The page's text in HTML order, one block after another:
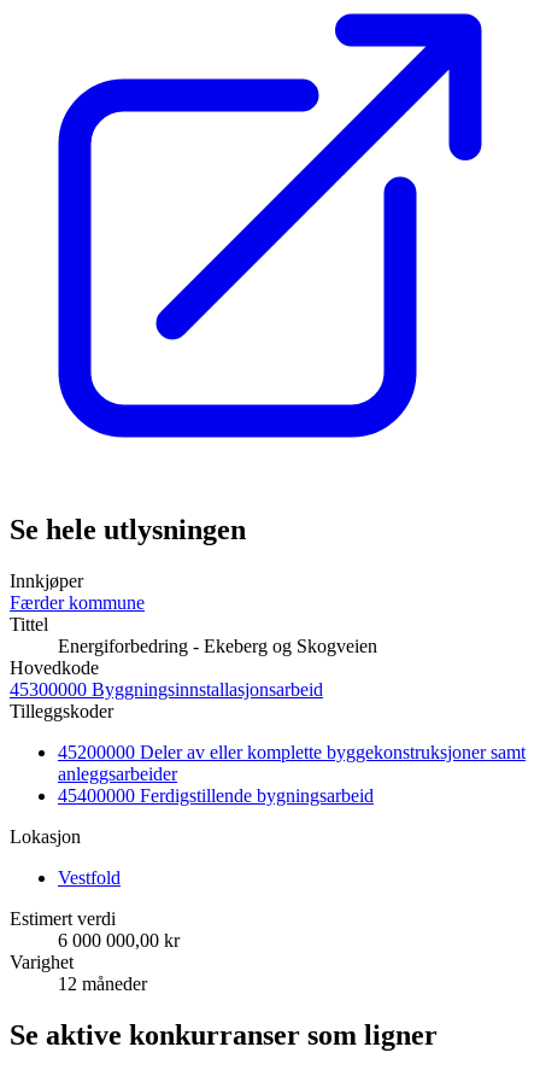
Se hele utlysningen
Innkjøper
Færder kommune
Tittel
Energiforbedring - Ekeberg og Skogveien
Hovedkode
45300000 Byggningsinnstallasjonsarbeid
Tilleggskoder
45200000 Deler av eller komplette byggekonstruksjoner samt
anleggsarbeider
45400000 Ferdigstillende bygningsarbeid
Lokasjon
Vestfold
Estimert verdi
6 000 000,00 kr
Varighet
12 måneder
Se aktive konkurranser som ligner